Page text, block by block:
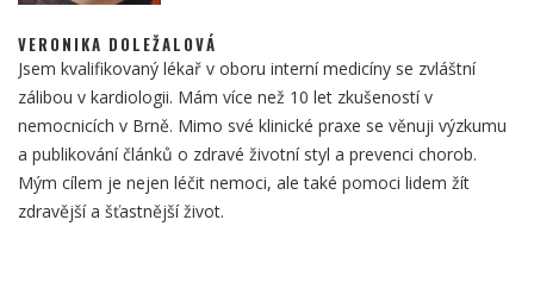
VERONIKA DOLEŽALOVÁ
Jsem kvalifikovaný lékař v oboru interní medicíny se zvláštní
zálibou v kardiologii. Mám více než 10 let zkušeností v
nemocnicích v Brně. Mimo své klinické praxe se věnuji výzkumu
a publikování článků o zdravé životní styl a prevenci chorob.
Mým cílem je nejen léčit nemoci, ale také pomoci lidem žít
zdravější a šťastnější život.